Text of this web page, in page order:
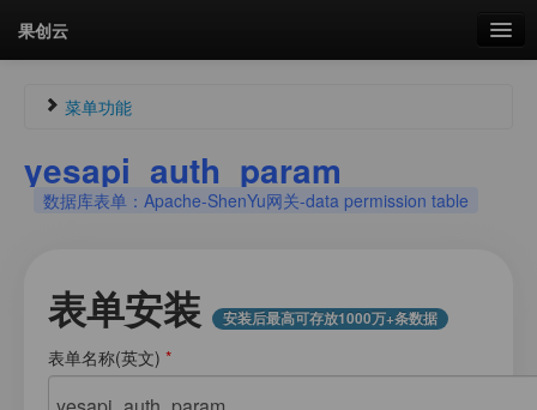
果创云
云存储
套餐 加流量
菜单功能
Guest869191598
统计更新于 19:02:01
菜单
yesapi_auth_param
数据库表单：Apache-ShenYu网关-data permission table
表单安装 安装后最高可存放1000万+条数据
表单名称(英文) *